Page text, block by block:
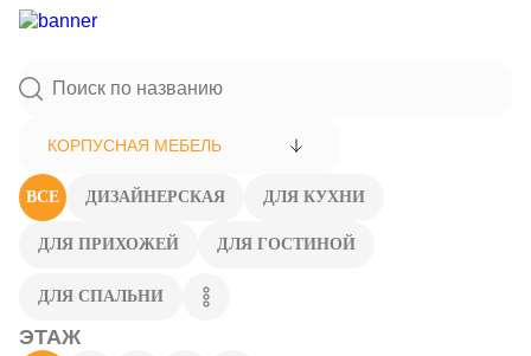
КОРПУСНАЯ МЕБЕЛЬ
ВСЕ ДИЗАЙНЕРСКАЯ ДЛЯ КУХНИ
ДЛЯ ПРИХОЖЕЙ ДЛЯ ГОСТИНОЙ
ДЛЯ СПАЛЬНИ
ЭТАЖ